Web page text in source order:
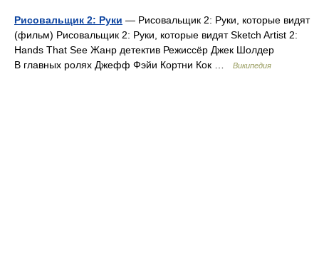
Рисовальщик 2: Руки — Рисовальщик 2: Руки, которые видят
(фильм) Рисовальщик 2: Руки, которые видят Sketch Artist 2:
Hands That See Жанр детектив Режиссёр Джек Шолдер
В главных ролях Джефф Фэйи Кортни Кок …
Википедия